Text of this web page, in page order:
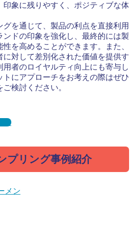
印象に残りやすく、ポジティブな体
を通じて、製品の利点を直接利用
ドの印象を強化し、最終的には製
を高めることができます。また、
対して差別化された価値を提供す
用者のロイヤルティ向上にも寄与し
トにアプローチをお考えの際はぜひ
検討ください。
ら
プリング事例紹介